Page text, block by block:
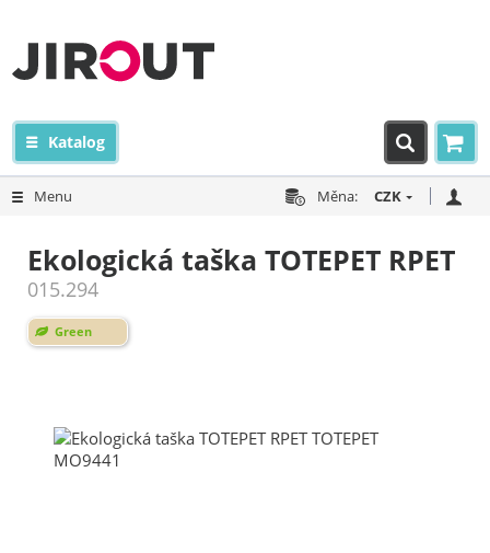
Katalog
Menu Měna: CZK
Ekologická taška TOTEPET RPET
015.294
Green